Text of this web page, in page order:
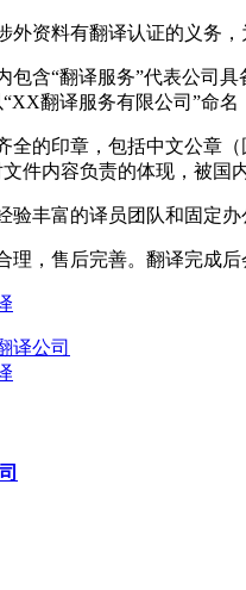
外资料有翻译认证的义务
包含“翻译服务”代表公司
翻译服务有限公司”命
全的印章，包括中文公章
件内容负责的体现，被国
验丰富的译员团队和固定
理，售后完善。翻译完成
译公司